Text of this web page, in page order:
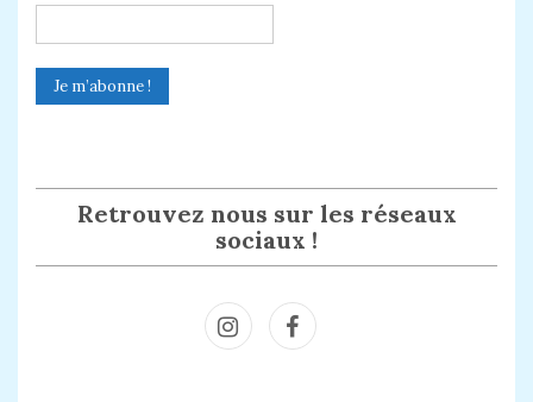
Retrouvez nous sur les réseaux
sociaux !